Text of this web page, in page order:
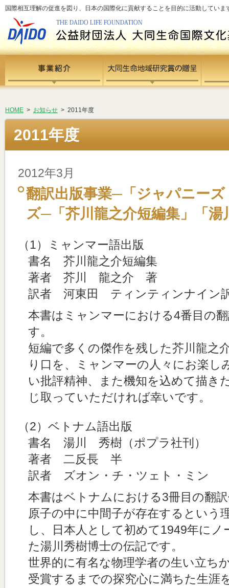
国際相互理解の促進を図り、日本の国際化に貢献することを目的に活動していま
HOME > お知らせ > 2011年度
2011年度
2012年3月
翻訳出版事業─「ジャパニー
ズ─「芥川龍之介短編集」「湯
（1）ミャンマー語出版
書名 芥川龍之介短編集
著者 芥川 龍之介 著
訳者 河東田 ティンティンナイン
本書はミャンマーにおける4番目の
す。
短編で多くの傑作を残した芥川龍之
り口を、ミャンマーの人々にお楽し
い批評精神、また機知を込めて描き
じ取っていただければ幸いです。
（2）ベトナム語出版
書名 湯川 秀樹（ポプラ社刊）
著者 二反長 半
訳者 ズオン・チ・ツェト・ミン
本書はベトナムにおける3冊目の翻
原子の中に中間子が存在するという
し、日本人として初めて1949年に
た湯川秀樹博士の伝記です。
世界的に有名な物理学者の生い立ち
受賞するまでの探究心に満ちた生涯